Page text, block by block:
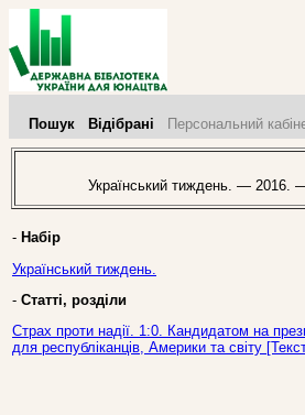
Пошук Відібрані Персональний
Український тиждень. — 2016.
- Набір
Український тиждень.
- Статті, розділи
Страх проти надії. 1:0. Кандидатом на
для республіканців, Америки та світу